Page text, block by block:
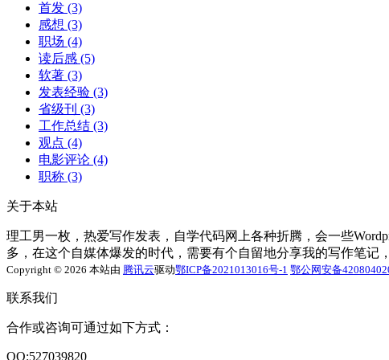
首发 (3)
感想 (3)
职场 (4)
读后感 (5)
软著 (3)
发表经验 (3)
省级刊 (3)
工作总结 (3)
观点 (4)
电影评论 (4)
职称 (3)
关于本站
理工男一枚，热爱写作发表，自学代码网上各种折腾，会一些
多，在这个自媒体爆发的时代，需要有个自留地分享我的写作笔记
Copyright © 2026 本站由 腾讯云驱动鄂ICP备2021013016号-1 鄂公网安备
联系我们
合作或咨询可通过如下方式：
QQ:527039820